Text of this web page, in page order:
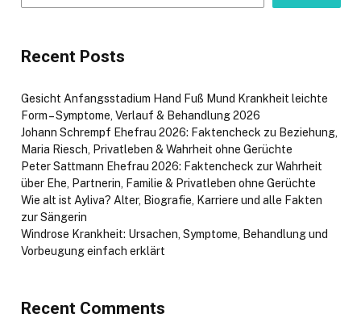
Recent Posts
Gesicht Anfangsstadium Hand Fuß Mund Krankheit leichte
Form – Symptome, Verlauf & Behandlung 2026
Johann Schrempf Ehefrau 2026: Faktencheck zu Beziehung,
Maria Riesch, Privatleben & Wahrheit ohne Gerüchte
Peter Sattmann Ehefrau 2026: Faktencheck zur Wahrheit
über Ehe, Partnerin, Familie & Privatleben ohne Gerüchte
Wie alt ist Ayliva? Alter, Biografie, Karriere und alle Fakten
zur Sängerin
Windrose Krankheit: Ursachen, Symptome, Behandlung und
Vorbeugung einfach erklärt
Recent Comments